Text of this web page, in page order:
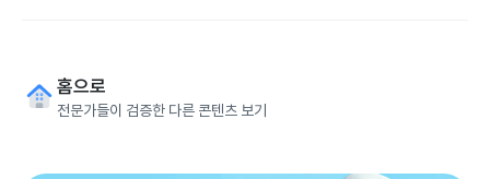
홈으로
전문가들이 검증한 다른 콘텐츠 보기